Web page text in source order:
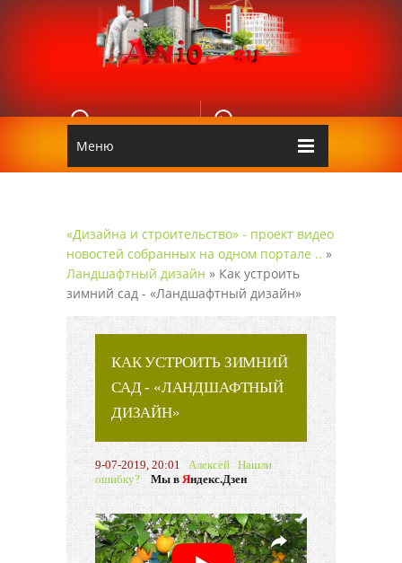
КОНТАКТЫ
E-MAIL
Меню
«Дизайна и строительство» - проект видео
новостей собранных на одном портале .. »
Ландшафтный дизайн » Как устроить
зимний сад - «Ландшафтный дизайн»
КАК УСТРОИТЬ ЗИМНИЙ
САД - «ЛАНДШАФТНЫЙ
ДИЗАЙН»
9-07-2019, 20:01 Алексей Нашли
ошибку?
Мы вЯндекс.Дзен